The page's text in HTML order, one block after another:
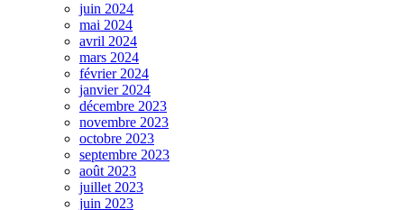
juin 2024
mai 2024
avril 2024
mars 2024
février 2024
janvier 2024
décembre 2023
novembre 2023
octobre 2023
septembre 2023
août 2023
juillet 2023
juin 2023